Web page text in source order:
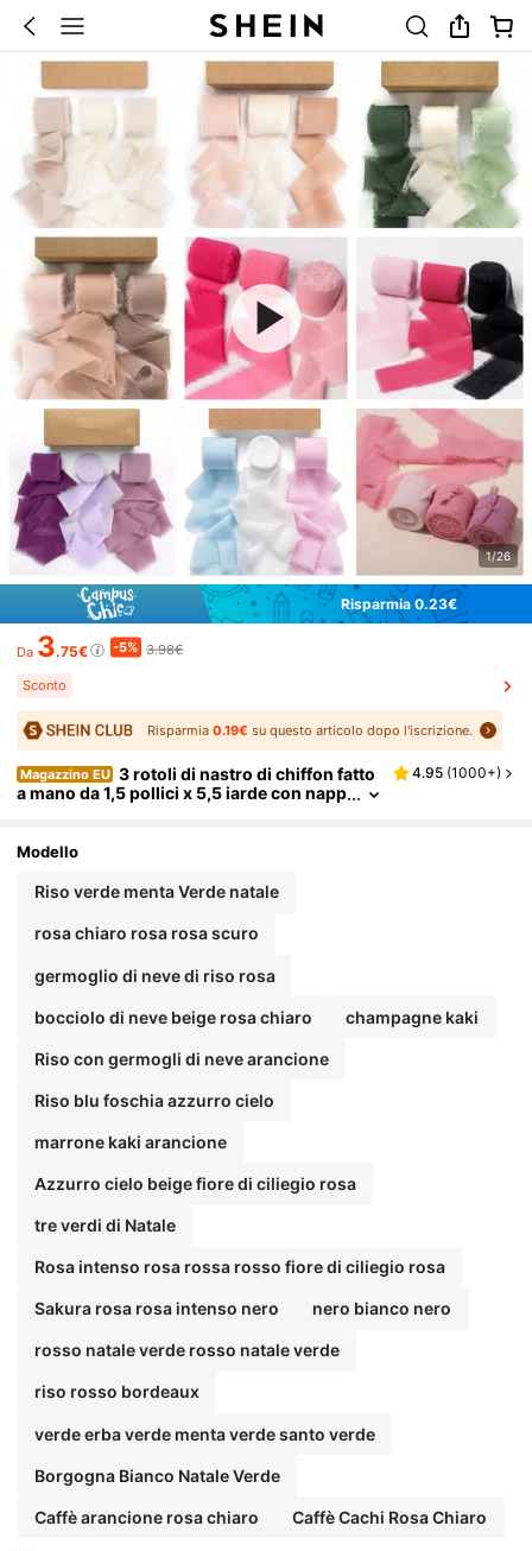
1/26
Risparmia 0.23€
Da 3.75€ -5% 3.98€
Sconto
Risparmia 0.19€ su questo articolo dopo l'iscrizione.
Magazzino EU 3 rotoli di nastro di chiffon fatto
a mano da 1,5 pollici x 5,5 iarde con napp
alentino
4.95 (1000+)
Modello
Riso verde menta Verde natale
rosa chiaro rosa rosa scuro
germoglio di neve di riso rosa
bocciolo di neve beige rosa chiaro champagne kaki
Riso con germogli di neve arancione
Riso blu foschia azzurro cielo
marrone kaki arancione
Azzurro cielo beige fiore di ciliegio rosa
tre verdi di Natale
Rosa intenso rosa rossa rosso fiore di ciliegio rosa
Sakura rosa rosa intenso nero nero bianco nero
rosso natale verde rosso natale verde
riso rosso bordeaux
verde erba verde menta verde santo verde
Borgogna Bianco Natale Verde
Caffè arancione rosa chiaro Caffè Cachi Rosa Chiaro